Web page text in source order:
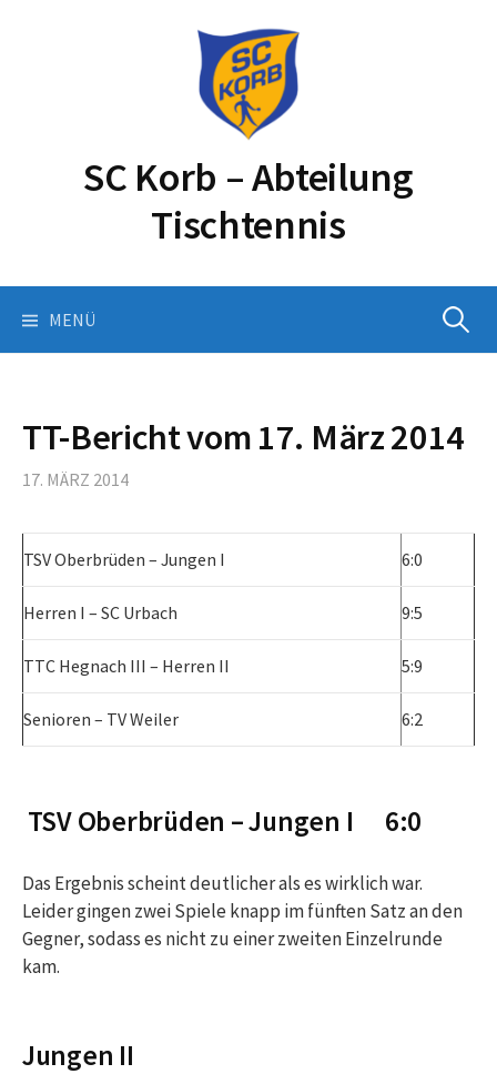
SC Korb – Abteilung
Tischtennis
MENÜ Suchen
TT-Bericht vom 17. März 2014
17. MÄRZ 2014
TSV Oberbrüden – Jungen I 6:0
Herren I – SC Urbach 9:5
TTC Hegnach III – Herren II 5:9
Senioren – TV Weiler 6:2
TSV Oberbrüden – Jungen I 6:0
Das Ergebnis scheint deutlicher als es wirklich war.
Leider gingen zwei Spiele knapp im fünften Satz an den
Gegner, sodass es nicht zu einer zweiten Einzelrunde
kam.
Jungen II